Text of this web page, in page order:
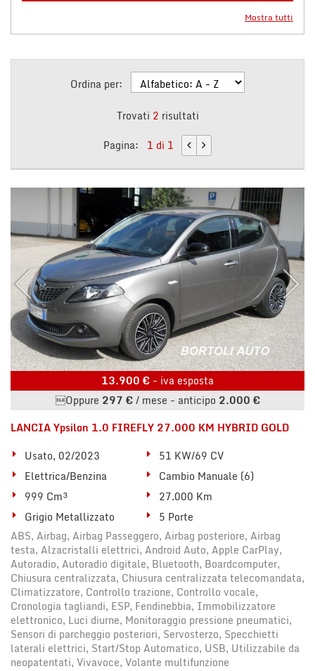
Mostra tutti
Ordina per:
Trovati 2 risultati
Pagina: 1 di 1
13.900 € - iva esposta
Oppure 297 €/ mese - anticipo 2.000 €
LANCIA Ypsilon 1.0 FIREFLY 27.000 KM HYBRID GOLD
Usato, 02/2023
51 KW/69 CV
Elettrica/Benzina
Cambio Manuale (6)
999 Cm³
27.000 Km
Grigio Metallizzato
5 Porte
ABS, Airbag, Airbag Passeggero, Airbag posteriore, Airbag
testa, Alzacristalli elettrici, Android Auto, Apple CarPlay,
Autoradio, Autoradio digitale, Bluetooth, Boardcomputer,
Chiusura centralizzata, Chiusura centralizzata telecomandata,
Climatizzatore, Controllo trazione, Controllo vocale,
Cronologia tagliandi, ESP, Fendinebbia, Immobilizzatore
elettronico, Luci diurne, Monitoraggio pressione pneumatici,
Sensori di parcheggio posteriori, Servosterzo, Specchietti
laterali elettrici, Start/Stop Automatico, USB, Utilizzabile da
neopatentati, Vivavoce, Volante multifunzione
modificare
Cookie necessari
Cookie delle preferenze
Cookie per il miglioramento dell'esperienza utente
Cookie analitici
Cookie di marketing
Leggi
la
cookie
policy
Salva
le
impostazioni